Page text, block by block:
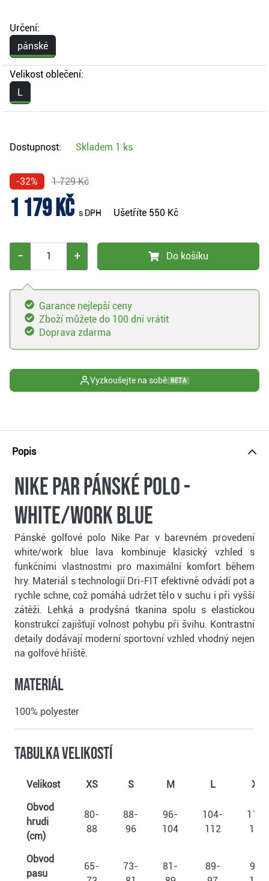
Určení:
pánské
Velikost oblečení:
L
Dostupnost: Skladem 1 ks
-32% 1 729 Kč
1 179 Kč s DPH Ušetříte 550 Kč
− + Do košíku
Garance nejlepší ceny
Zboží můžete do 100 dní vrátit
Doprava zdarma
Vyzkoušejte na sobě BETA
Popis
Nike Par pánské polo -
white/work blue
Pánské golfové polo Nike Par v barevném provedení
white/work blue lava kombinuje klasický vzhled s
funkčními vlastnostmi pro maximální komfort během
hry. Materiál s technologií Dri-FIT efektivně odvádí pot a
rychle schne, což pomáhá udržet tělo v suchu i při vyšší
zátěži. Lehká a prodyšná tkanina spolu s elastickou
konstrukcí zajišťují volnost pohybu při švihu. Kontrastní
detaily dodávají moderní sportovní vzhled vhodný nejen
na golfové hřiště.
Materiál
100% polyester
Tabulka velikostí
Velikost XS S M L
XL
Obvod
hrudi
(cm)
80-
88
88-
96
96-
104
104-
112
112-
124
Obvod
pasu
65-
73-
81-
89-
97-